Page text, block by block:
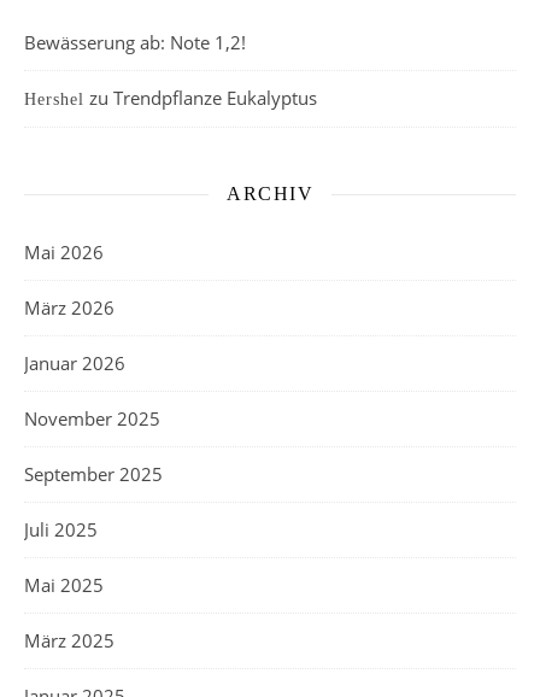
Bewässerung ab: Note 1,2!
Hershel zu Trendpflanze Eukalyptus
ARCHIV
Mai 2026
März 2026
Januar 2026
November 2025
September 2025
Juli 2025
Mai 2025
März 2025